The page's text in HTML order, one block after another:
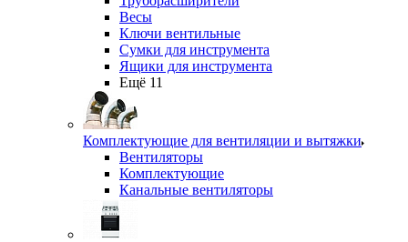
Весы
Ключи вентильные
Сумки для инструмента
Ящики для инструмента
Ещё 11
Комплектующие для вентиляции и вытяжки
Вентиляторы
Комплектующие
Канальные вентиляторы